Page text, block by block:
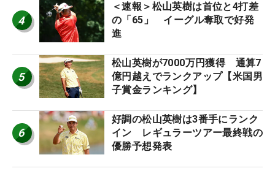
4
＜速報＞松山英樹は首位と4打差
の「65」 イーグル奪取で好発
進
5
松山英樹が7000万円獲得 通算7
億円越えでランクアップ【米国男
子賞金ランキング】
6
好調の松山英樹は3番手にランク
イン レギュラーツアー最終戦の
優勝予想発表